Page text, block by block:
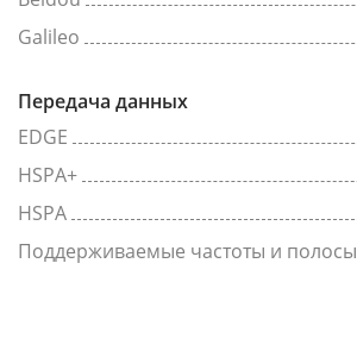
Galileo
Передача данных
EDGE
HSPA+
HSPA
Поддерживаемые частоты и полосы